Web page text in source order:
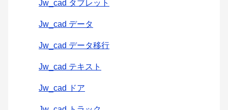
Jw_cad タブレット
Jw_cad データ
Jw_cad データ移行
Jw_cad テキスト
Jw_cad ドア